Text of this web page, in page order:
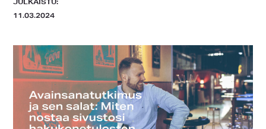
11.03.2024